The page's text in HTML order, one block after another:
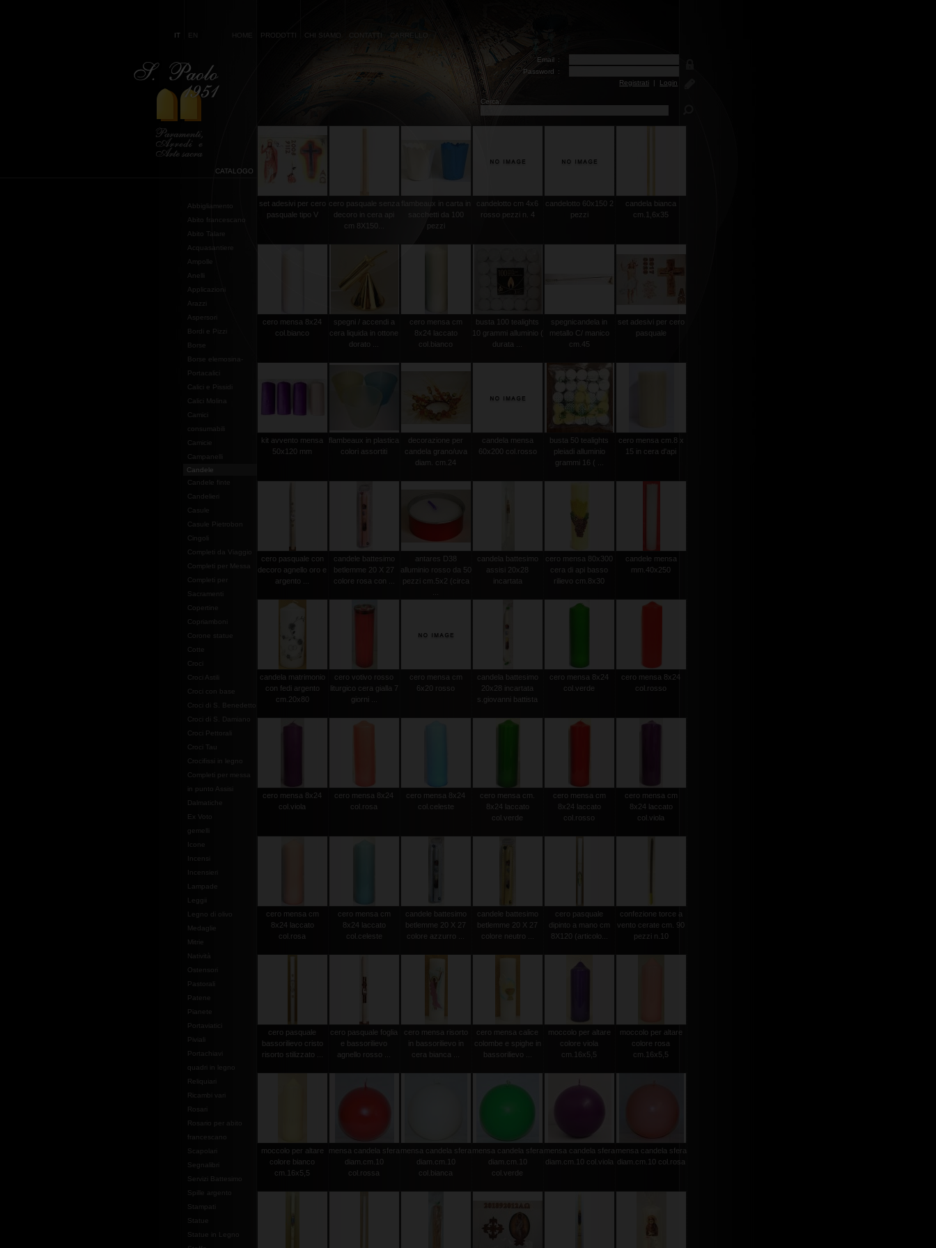
IT EN HOME PRODOTTI CHI SIAMO CONTATTI
Email :
Password
:
Registrati | Login
Cerca:
CATALOGO
Abbigliamento
Abito francescano
Abito Talare
Acquasantiere
Ampolle
Anelli
Applicazioni
Arazzi
Aspersori
Bordi e Pizzi
Borse
Borse elemosina-
Portacalici
Calici e Pissidi
Calici Molina
Camici
consumabili
Camicie
Campanelli
Candele
Candele finte
Candelieri
Casule
Casule Pietrobon
Cingoli
Completi da Viaggio
Completi per Messa
Completi per
Sacramenti
Copertine
Copriamboni
Corone statue
Cotte
Croci
Croci Astili
Croci con base
Croci di S. Benedetto
Croci di S. Damiano
Croci Pettorali
Croci Tau
Crocifissi in legno
Completi per messa
in punto Assisi
Dalmatiche
Ex Voto
gemelli
Icone
Incensi
Incensieri
Lampade
Leggii
Legno di olivo
Medaglie
Mitrie
Natività
Ostensori
Pastorali
Patene
Pianete
Portaviatici
Piviali
Portachiavi
quadri in legno
Reliquiari
Ricambi vari
Rosari
Rosario per abito
francescano
Scapolari
Segnalibri
Servizi Battesimo
Spille argento
Stampati
Statue
Statue in Legno
set adesivi per cero
pasquale tipo V
cero pasquale senza
decoro in cera api
cm 8X150...
flambeaux in carta in
sacchetti da 100
pezzi
candelotto cm 4x6
rosso pezzi n. 4
candelotto 60x150 2
pezzi
candela bianca
cm.1,6x35
cero mensa 8x24
col.bianco
spegni / accendi a
cera liquida in ottone
dorato ...
cero mensa cm
8x24 laccato
col.bianco
busta 100 tealights
10 grammi alluminio (
durata ...
spegnicandela in
metallo C/ manico
cm.45
set adesivi per cero
pasquale
kit avvento mensa
50x120 mm
flambeaux in plastica
colori assortiti
decorazione per
candela grano/uva
diam. cm.24
candela mensa
60x200 col.rosso
busta 50 tealights
pleiadi alluminio
grammi 16 ( ...
cero mensa cm.8 x
15 in cera d'api
cero pasquale con
decoro agnello oro e
argento ...
candele battesimo
betlemme 20 X 27
colore rosa con ...
antares D38
alluminio rosso da 50
pezzi cm.5x2 (circa
candela battesimo
assisi 20x28
incartata
cero mensa 80x300
cera di api basso
rilievo cm.8x30
candele mensa
mm.40x250
candela matrimonio
con fedi argento
cm.20x80
cero votivo rosso
liturgico cera gialla 7
giorni ...
cero mensa cm
6x20 rosso
candela battesimo
20x28 incartata
s.giovanni battista
cero mensa 8x24
col.verde
cero mensa 8x24
col.rosso
cero mensa 8x24
col.viola
cero mensa 8x24
col.rosa
cero mensa 8x24
col.celeste
cero mensa cm.
8x24 laccato
col.verde
cero mensa cm
8x24 laccato
col.rosso
cero mensa cm
8x24 laccato
col.viola
cero mensa cm
8x24 laccato
col.rosa
cero mensa cm
8x24 laccato
col.celeste
candele battesimo
betlemme 20 X 27
colore azzurro ...
candele battesimo
betlemme 20 X 27
colore neutro ...
cero pasquale
dipinto a mano cm
8X120 (articolo...
confezione torce a
vento cerate cm. 90
pezzi n.10
cero pasquale
bassorilievo cristo
risorto stilizzato ...
cero pasquale foglia
e bassorilievo
agnello rosso ...
cero mensa risorto
in bassorilievo in
cera bianca ...
cero mensa calice
colombe e spighe in
bassorilievo ...
moccolo per altare
colore viola
cm.16x5,5
moccolo per altare
colore rosa
cm.16x5,5
moccolo per altare
colore bianco
cm.16x5,5
mensa candela sfera
diam.cm.10
col.rossa
mensa candela sfera
diam.cm.10
col.bianca
mensa candela sfera
diam.cm.10
col.verde
mensa candela sfera
diam.cm.10 col.viola
mensa candela sfera
diam.cm.10 col.rosa